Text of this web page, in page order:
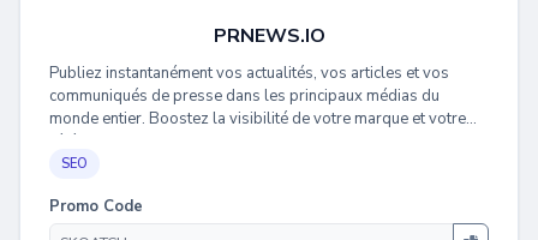
PRNEWS.IO
Publiez instantanément vos actualités, vos articles et vos
communiqués de presse dans les principaux médias du
monde entier. Boostez la visibilité de votre marque et votre
SEO
Promo Code